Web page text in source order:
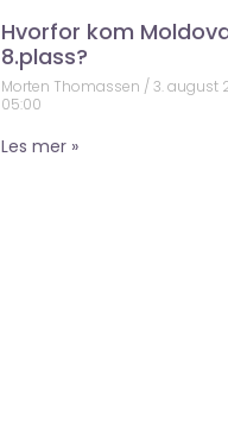
Hvorfor kom
8.plass?
Morten Thomassen 3. august
05:00
Les mer »